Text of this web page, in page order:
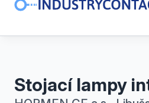
Stojací lampy